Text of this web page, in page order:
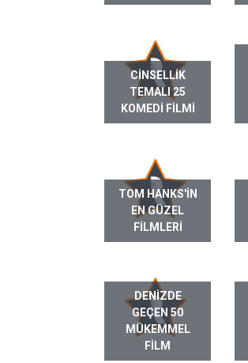
CINSELLIK
TEMALI 25
KOMEDI FILMI
TOM HANKS'IN
EN GÜZEL
FILMLERI
DENIZDE
GEÇEN 50
MÜKEMMEL
FILM